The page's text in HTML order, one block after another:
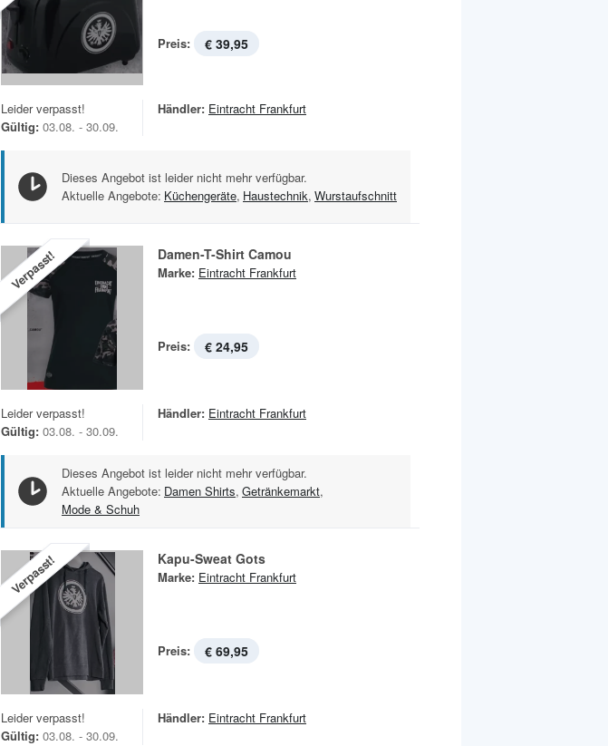
Preis: € 39,95
Leider verpasst!
Gültig: 03.08. - 30.09.
Händler: Eintracht Frankfurt
Dieses Angebot ist leider nicht mehr verfügbar.
Aktuelle Angebote: Küchengeräte, Haustechnik, Wurstaufschnitt
Verpasst! Damen-T-Shirt Camou
Marke: Eintracht Frankfurt
Preis: € 24,95
Leider verpasst!
Gültig: 03.08. - 30.09.
Händler: Eintracht Frankfurt
Dieses Angebot ist leider nicht mehr verfügbar.
Aktuelle Angebote: Damen Shirts, Getränkemarkt,
Mode & Schuh
Verpasst! Kapu-Sweat Gots
Marke: Eintracht Frankfurt
Preis: € 69,95
Leider verpasst!
Gültig: 03.08. - 30.09.
Händler: Eintracht Frankfurt